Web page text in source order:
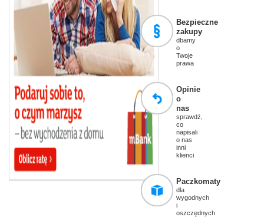
Bezpieczne
zakupy
dbamy
o
Twoje
prawa
Opinie
o
nas
sprawdź,
co
napisali
o nas
inni
klienci
Paczkomaty
dla
wygodnych
i
oszczędnych